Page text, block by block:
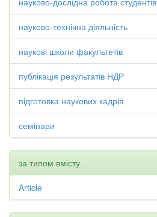
науково-технічна діяльність
наукові школи факультетів
публікація результатів НДР
підготовка наукових кадрів
семінари
за типом вмісту
Article